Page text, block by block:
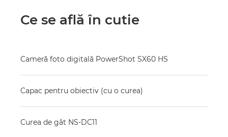
Ce se află în cutie
Cameră foto digitală PowerShot SX60 HS
Capac pentru obiectiv (cu o curea)
Curea de gât NS-DC11